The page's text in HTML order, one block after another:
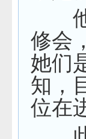
他
修会
她们
知，
位在